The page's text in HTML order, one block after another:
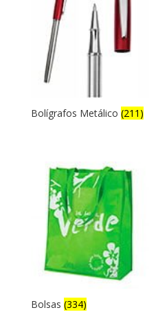
Bolígrafos Metálico (211)
Bolsas (334)